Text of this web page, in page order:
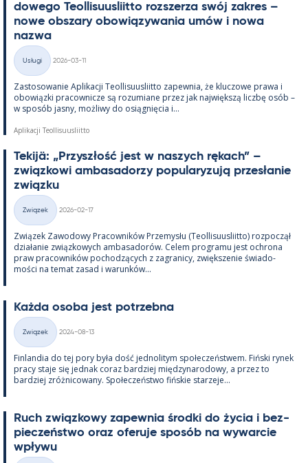
dowego Teol­li­suus­liitto rozszerza swój za­kres –
nowe obszary obowiązywa­nia umów i nowa
nazwa
Kategorie
Usługi
2026-03-11
Zas­to­sowa­nie Apli­kacji Teol­li­suus­liitto za­pew­nia, że kluczowe prawa i
obowiązki pracow­nicze są rozu­miane przez jak największą liczbę osób –
w sposób jasny, moż­liwy do osiąg­nięcia i...
Aplikacji Teollisuusliitto
Te­kijä: „Przyszłość jest w naszych rę­kach” –
związ­kowi am­ba­sa­dorzy po­pu­la­ryzują przesła­nie
związku
Kategorie
Związek
2026-02-17
Związek Zawo­dowy Pracow­ników Prze­mysłu (Teol­li­suus­liitto) roz­począł
działa­nie związ­kowych am­ba­sa­dorów. Ce­lem pro­gramu jest ochrona
praw pracow­ników poc­hodzących z za­gra­nicy, zwiększe­nie świa­do­
mości na te­mat za­sad i wa­runków...
Każda osoba jest potrzebna
Kategorie
Związek
2024-08-13
Fin­lan­dia do tej pory była dość jed­no­li­tym społeczeństwem. Fiński ry­nek
pracy staje się jed­nak co­raz bardziej między­na­ro­dowy, a przez to
bardziej zróż­nicowany. Społeczeństwo fińs­kie starzeje...
Ruch związ­kowy za­pew­nia środki do życia i bez­
pieczeństwo oraz ofe­ruje sposób na wywarcie
wpływu